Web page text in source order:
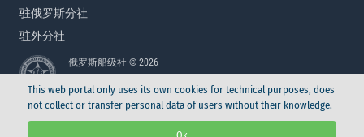
驻俄罗斯分社
驻外分社
俄罗斯船级社 © 2026
This web portal only uses its own cookies for technical purposes, does
not collect or transfer personal data of users without their knowledge.